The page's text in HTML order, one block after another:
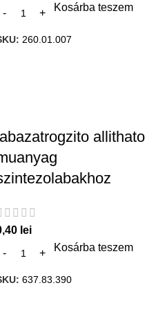
Kosárba teszem
260.01.007
labazatrogzito allithato
lei
Kosárba teszem
637.83.390